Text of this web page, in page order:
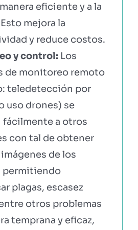
eficiente y a la
mejora la
y reduce costos.
y control: Los
de monitoreo remoto
teledetección por
uso drones) se
a otros
con tal de obtener
de los
permitiendo
plagas, escasez
otros problemas
temprana y eficaz,